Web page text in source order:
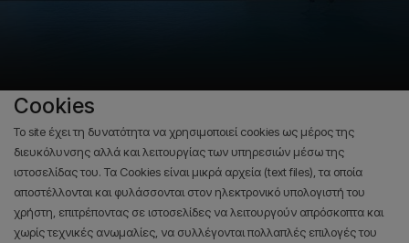
Cookies
Το site έχει τη δυνατότητα να χρησιμοποιεί cookies ως μέρος της
διευκόλυνσης αλλά και λειτουργίας των υπηρεσιών μέσω της
ιστοσελίδας του. Τα Cookies είναι μικρά αρχεία (text files), τα οποία
απoστέλλονται και φυλάσσονται στον ηλεκτρονικό υπολογιστή του
χρήστη, επιτρέποντας σε ιστοσελίδες να λειτουργούν απρόσκοπτα και
χωρίς τεχνικές ανωμαλίες, να συλλέγονται πολλαπλές επιλογές του